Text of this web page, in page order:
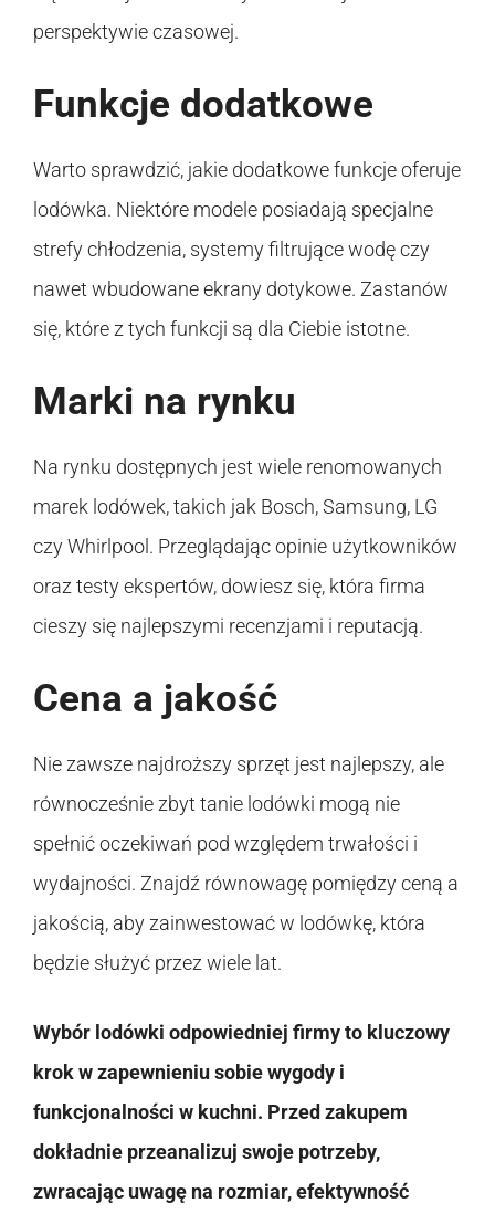
perspektywie czasowej.
Funkcje dodatkowe
Warto sprawdzić, jakie dodatkowe funkcje oferuje
lodówka. Niektóre modele posiadają specjalne
strefy chłodzenia, systemy filtrujące wodę czy
nawet wbudowane ekrany dotykowe. Zastanów
się, które z tych funkcji są dla Ciebie istotne.
Marki na rynku
Na rynku dostępnych jest wiele renomowanych
marek lodówek, takich jak Bosch, Samsung, LG
czy Whirlpool. Przeglądając opinie użytkowników
oraz testy ekspertów, dowiesz się, która firma
cieszy się najlepszymi recenzjami i reputacją.
Cena a jakość
Nie zawsze najdroższy sprzęt jest najlepszy, ale
równocześnie zbyt tanie lodówki mogą nie
spełnić oczekiwań pod względem trwałości i
wydajności. Znajdź równowagę pomiędzy ceną a
jakością, aby zainwestować w lodówkę, która
będzie służyć przez wiele lat.
Wybór lodówki odpowiedniej firmy to kluczowy
krok w zapewnieniu sobie wygody i
funkcjonalności w kuchni. Przed zakupem
dokładnie przeanalizuj swoje potrzeby,
zwracając uwagę na rozmiar, efektywność